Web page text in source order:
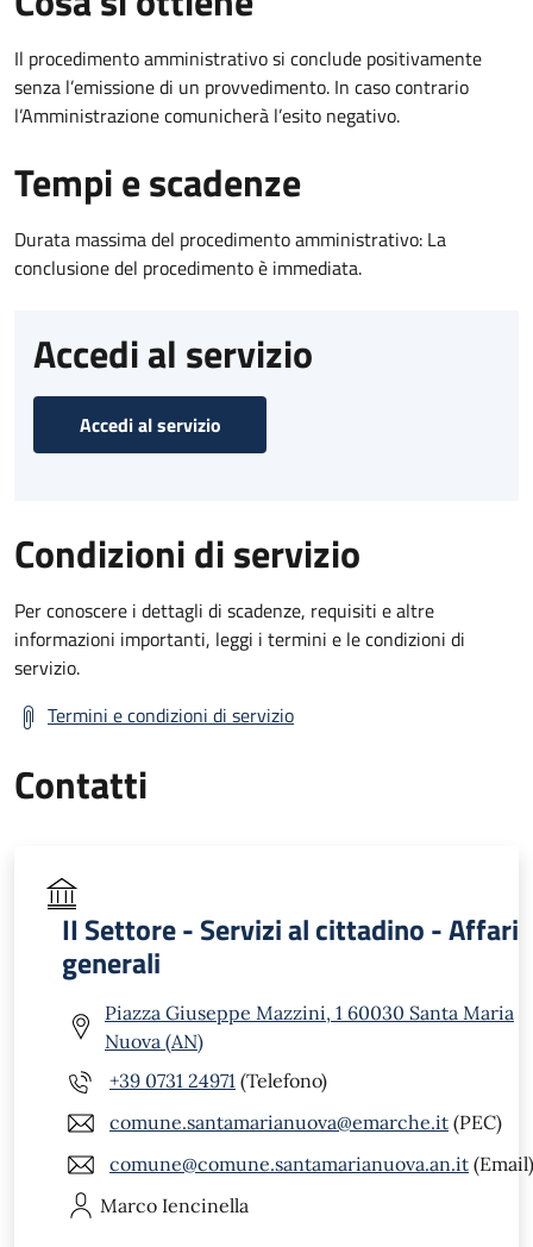
Il procedimento amministrativo si conclude positivamente
senza l’emissione di un provvedimento. In caso contrario
l’Amministrazione comunicherà l’esito negativo.
Tempi e scadenze
Durata massima del procedimento amministrativo: La
conclusione del procedimento è immediata.
Accedi al servizio
Accedi al servizio
Condizioni di servizio
Per conoscere i dettagli di scadenze, requisiti e altre
informazioni importanti, leggi i termini e le condizioni di
servizio.
Termini e condizioni di servizio
Contatti
II Settore - Servizi al cittadino - Affari
generali
Piazza Giuseppe Mazzini, 1 60030 Santa Maria
Nuova (AN)
+39 0731 24971 (Telefono)
comune.santamarianuova@emarche.it (PEC)
comune@comune.santamarianuova.an.it (Email)
Marco Iencinella